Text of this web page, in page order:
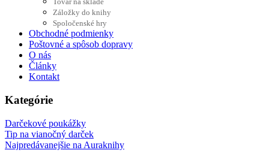
Záložky do knihy
Spoločenské hry
Obchodné podmienky
Poštovné a spôsob dopravy
O nás
Články
Kontakt
Kategórie
Darčekové poukážky
Tip na vianočný darček
Najpredávanejšie na Auraknihy